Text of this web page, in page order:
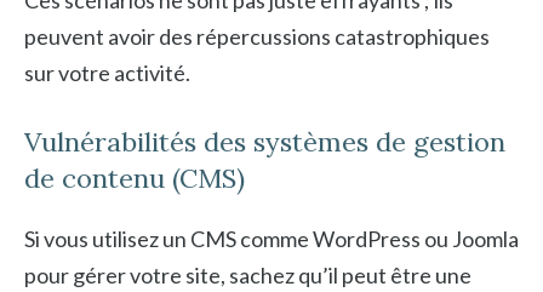
peuvent avoir des répercussions catastrophiques
sur votre activité.
Vulnérabilités des systèmes de gestion
de contenu (CMS)
Si vous utilisez un CMS comme WordPress ou Joomla
pour gérer votre site, sachez qu’il peut être une